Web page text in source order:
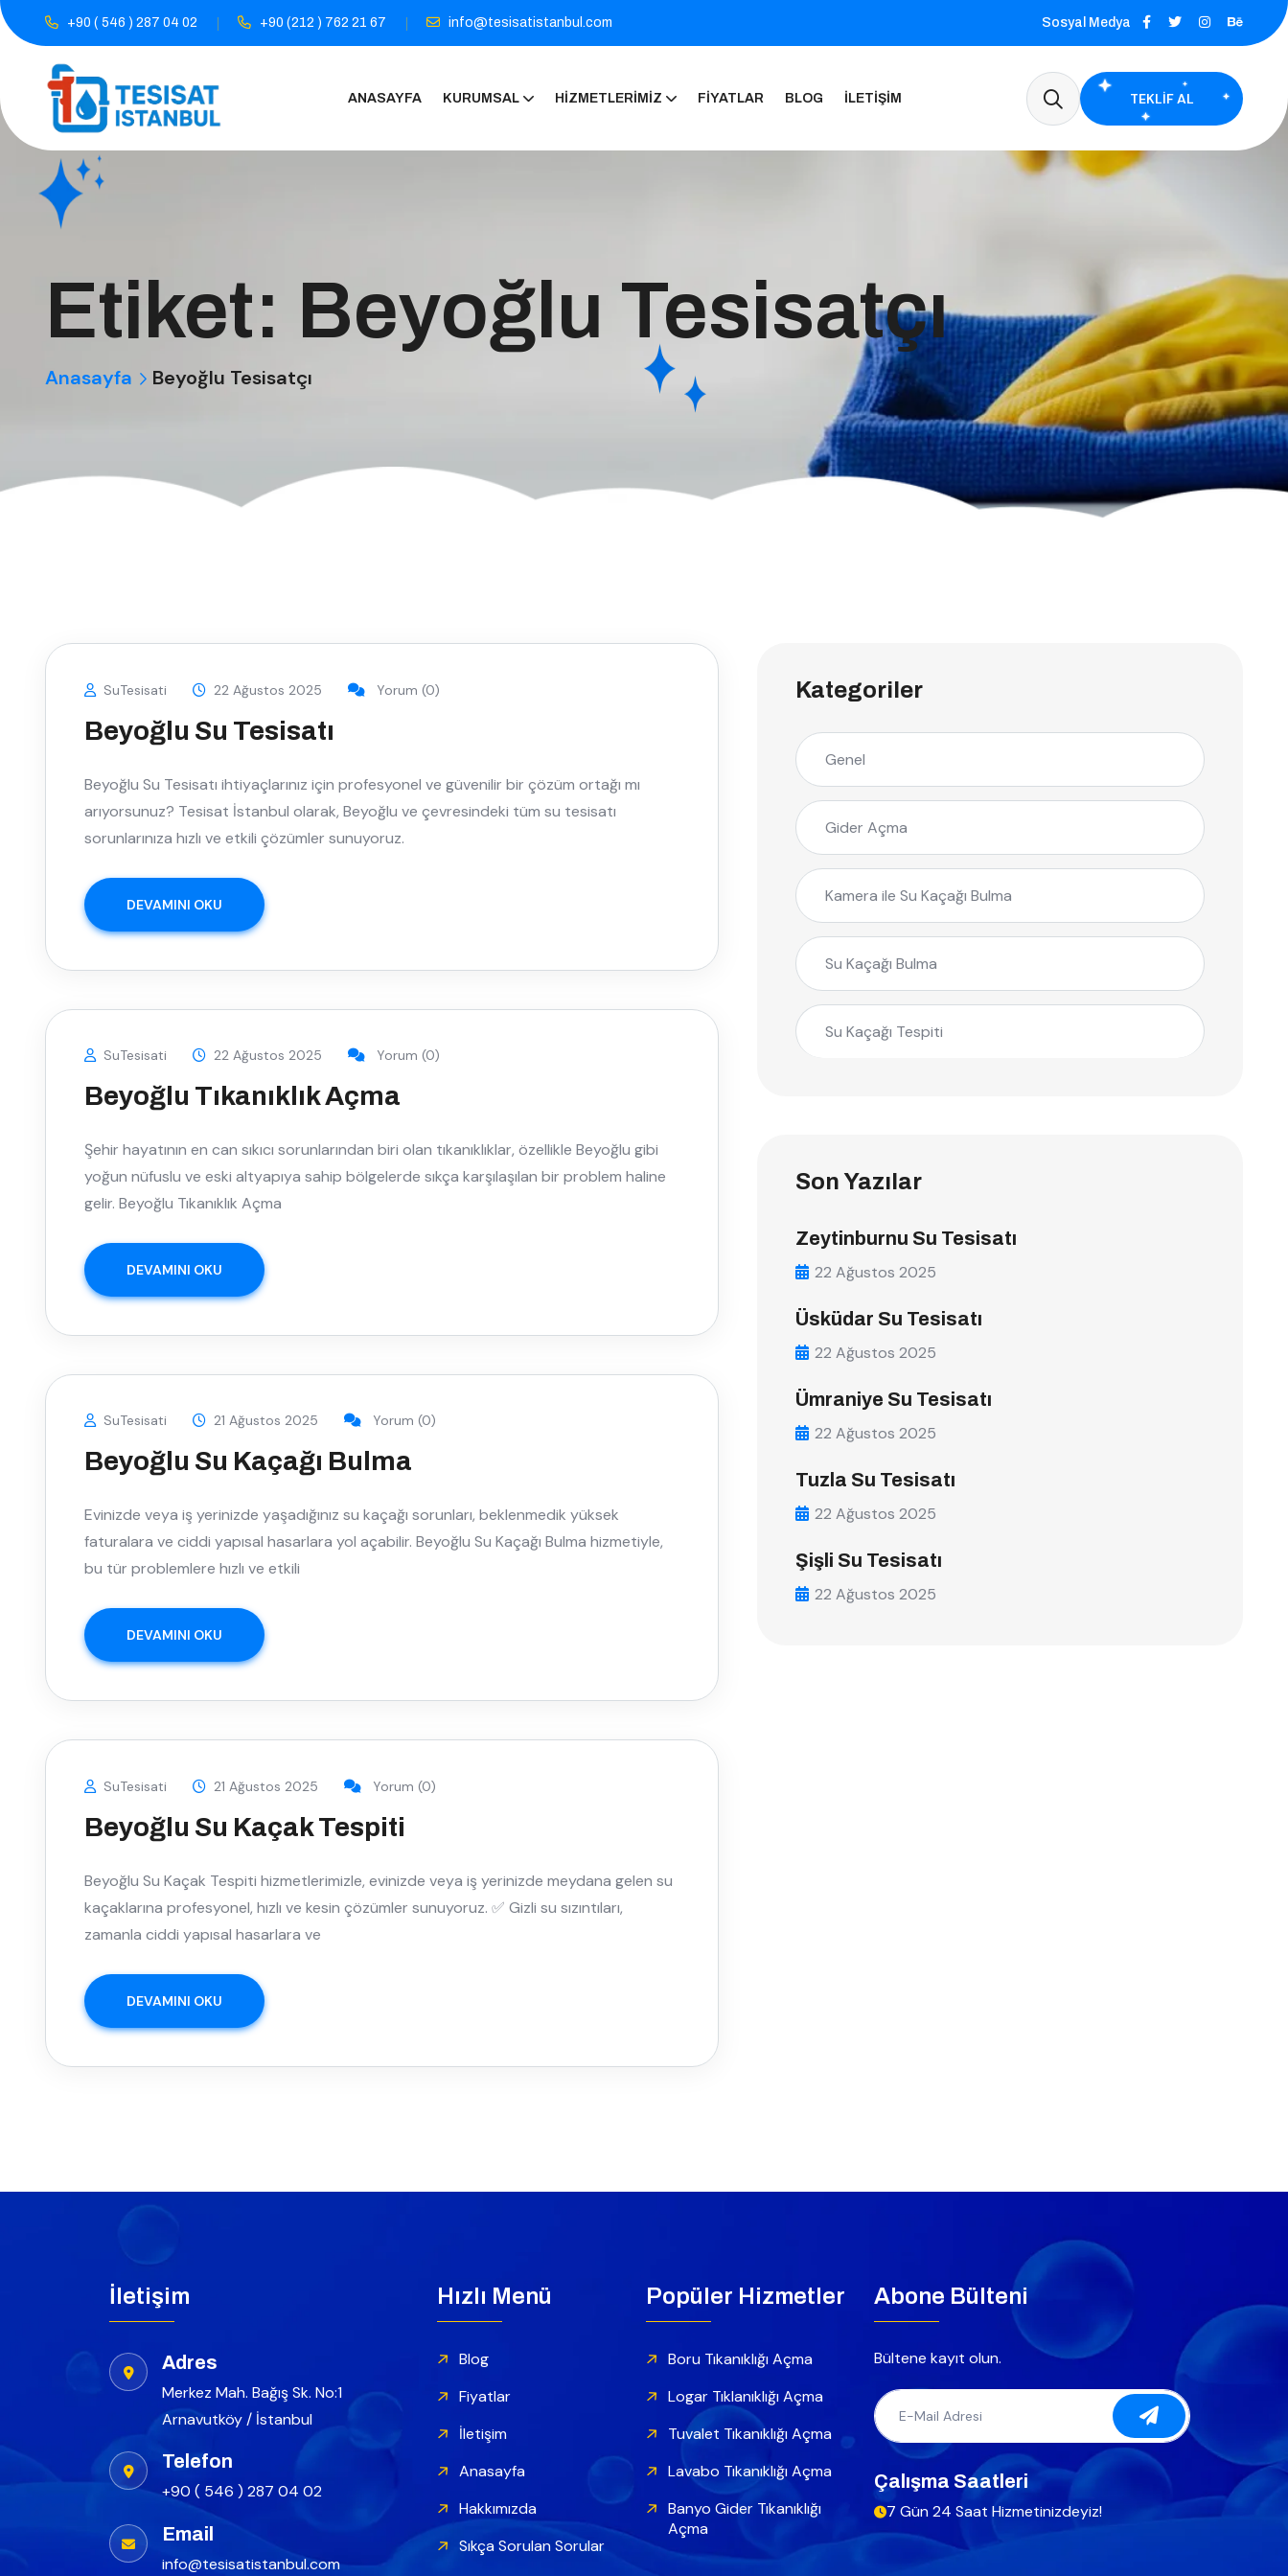
+90 ( 546 ) 287 04 02 +90 (212 ) 762 21 67 info@tesisatistanbul.com Sosyal Medya
ANASAYFA KURUMSAL HIZMETLERIMIZ FIYATLAR BLOG İLETIŞIM TEKLIF AL
Etiket: Beyoğlu Tesisatçı
Anasayfa Beyoğlu Tesisatçı
SuTesisati 22 Ağustos 2025 Yorum (0)
Beyoğlu Su Tesisatı
Beyoğlu Su Tesisatı ihtiyaçlarınız için profesyonel ve güvenilir bir çözüm ortağı mı
arıyorsunuz? Tesisat İstanbul olarak, Beyoğlu ve çevresindeki tüm su tesisatı
sorunlarınıza hızlı ve etkili çözümler sunuyoruz.
DEVAMINI OKU
SuTesisati 22 Ağustos 2025 Yorum (0)
Beyoğlu Tıkanıklık Açma
Şehir hayatının en can sıkıcı sorunlarından biri olan tıkanıklıklar, özellikle Beyoğlu gibi
yoğun nüfuslu ve eski altyapıya sahip bölgelerde sıkça karşılaşılan bir problem haline
gelir. Beyoğlu Tıkanıklık Açma
DEVAMINI OKU
SuTesisati 21 Ağustos 2025 Yorum (0)
Beyoğlu Su Kaçağı Bulma
Evinizde veya iş yerinizde yaşadığınız su kaçağı sorunları, beklenmedik yüksek
faturalara ve ciddi yapısal hasarlara yol açabilir. Beyoğlu Su Kaçağı Bulma hizmetiyle,
bu tür problemlere hızlı ve etkili
DEVAMINI OKU
SuTesisati 21 Ağustos 2025 Yorum (0)
Beyoğlu Su Kaçak Tespiti
Beyoğlu Su Kaçak Tespiti hizmetlerimizle, evinizde veya iş yerinizde meydana gelen su
kaçaklarına profesyonel, hızlı ve kesin çözümler sunuyoruz. ✅ Gizli su sızıntıları,
zamanla ciddi yapısal hasarlara ve
DEVAMINI OKU
Kategoriler
Genel
Gider Açma
Kamera ile Su Kaçağı Bulma
Su Kaçağı Bulma
Su Kaçağı Tespiti
Son Yazılar
Zeytinburnu Su Tesisatı
22 Ağustos 2025
Üsküdar Su Tesisatı
22 Ağustos 2025
Ümraniye Su Tesisatı
22 Ağustos 2025
Tuzla Su Tesisatı
22 Ağustos 2025
Şişli Su Tesisatı
22 Ağustos 2025
İletişim
Adres
Merkez Mah. Bağış Sk. No:1
Arnavutköy / İstanbul
Telefon
+90 ( 546 ) 287 04 02
Email
info@tesisatistanbul.com
Hızlı Menü
Blog
Fiyatlar
İletişim
Anasayfa
Hakkımızda
Sıkça Sorulan Sorular
Popüler Hizmetler
Boru Tıkanıklığı Açma
Logar Tıklanıklığı Açma
Tuvalet Tıkanıklığı Açma
Lavabo Tıkanıklığı Açma
Banyo Gider Tıkanıklığı
Açma
Abone Bülteni
Bültene kayıt olun.
Çalışma Saatleri
7 Gün 24 Saat Hizmetinizdeyiz!